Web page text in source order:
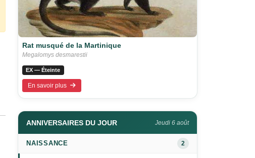
Rat musqué de la Martinique
Megalomys desmarestii
EX — Éteinte
En savoir plus
ANNIVERSAIRES DU JOUR Jeudi 6 août
NAISSANCE 2